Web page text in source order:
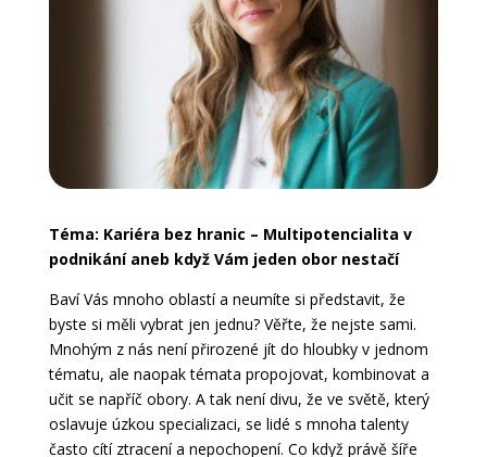
Téma: Kariéra bez hranic – Multipotencialita v
podnikání aneb když Vám jeden obor nestačí
Baví Vás mnoho oblastí a neumíte si představit, že
byste si měli vybrat jen jednu? Věřte, že nejste sami.
Mnohým z nás není přirozené jít do hloubky v jednom
tématu, ale naopak témata propojovat, kombinovat a
učit se napříč obory. A tak není divu, že ve světě, který
oslavuje úzkou specializaci, se lidé s mnoha talenty
často cítí ztracení a nepochopení. Co když právě šíře